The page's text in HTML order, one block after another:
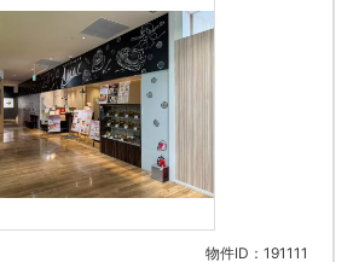
物件ID：191111